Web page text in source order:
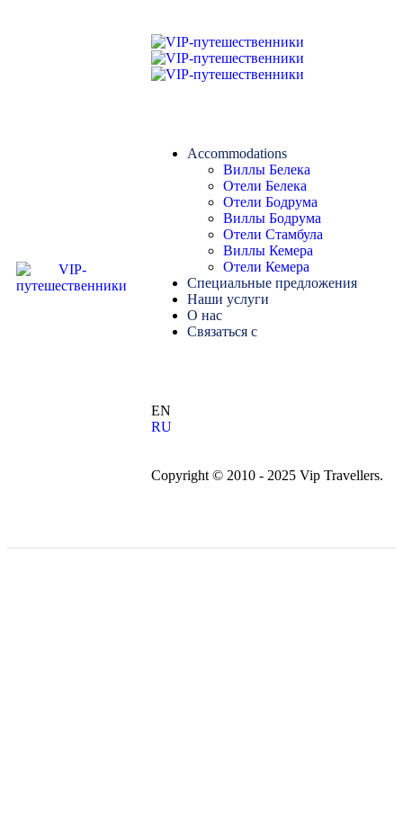
Accommodations
Виллы Белека
Отели Белека
Отели Бодрума
Виллы Бодрума
Отели Стамбула
Виллы Кемера
Отели Кемера
Специальные предложения
Наши услуги
О нас
Связаться с
EN
RU
Copyright © 2010 - 2025 Vip Travellers.